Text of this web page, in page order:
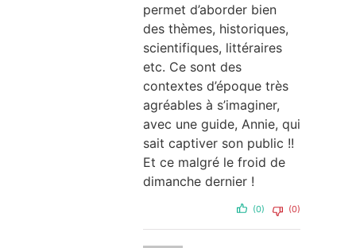
permet d’aborder bien
des thèmes, historiques,
scientifiques, littéraires
etc. Ce sont des
contextes d’époque très
agréables à s’imaginer,
avec une guide, Annie, qui
sait captiver son public !!
Et ce malgré le froid de
dimanche dernier !
(0) (0)